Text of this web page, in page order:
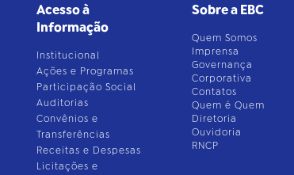
Acesso à
Informação
Institucional
Ações e Programas
Participação Social
Auditorias
Convênios e
Transferências
Receitas e Despesas
Licitações e
Sobre a EBC
Quem Somos
Imprensa
Governança
Corporativa
Contatos
Quem é Quem
Diretoria
Ouvidoria
RNCP